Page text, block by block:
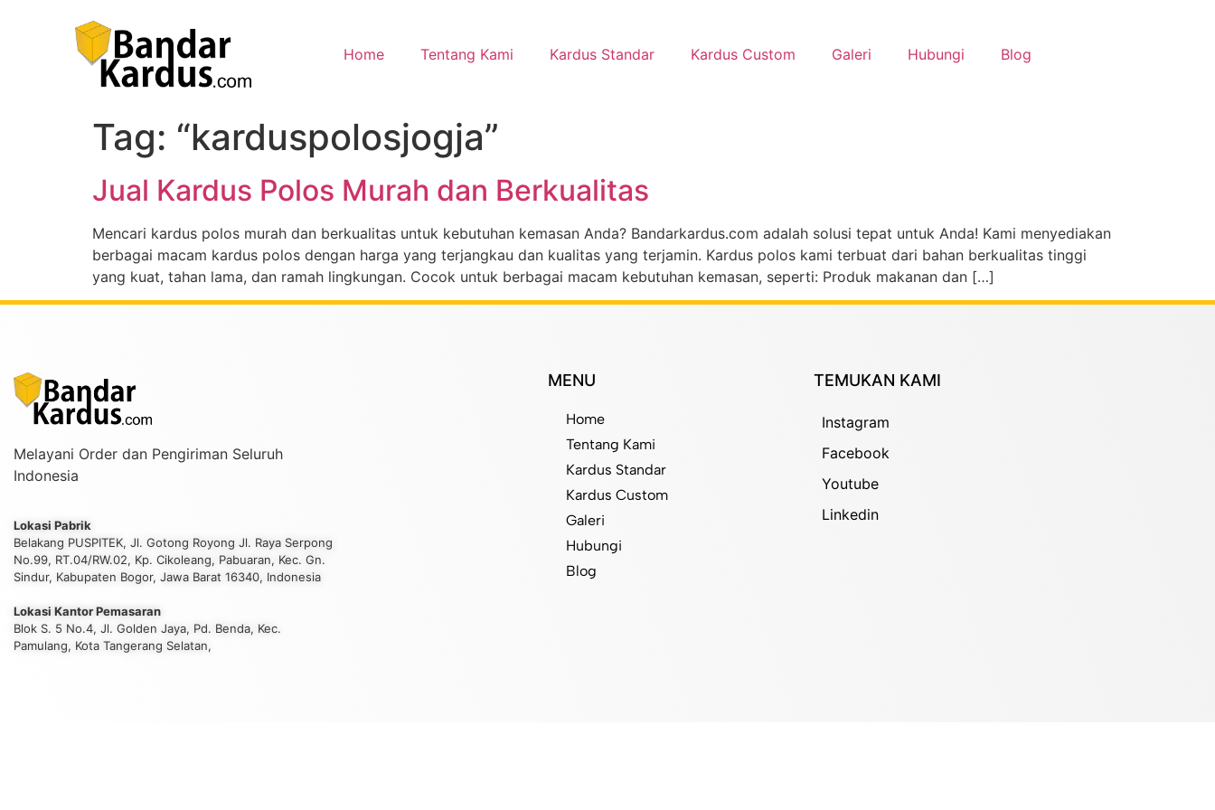
Home Tentang Kami Kardus Standar Kardus Custom Galeri Hubungi Blog
Tag: “karduspolosjogja”
Jual Kardus Polos Murah dan Berkualitas
Mencari kardus polos murah dan berkualitas untuk kebutuhan kemasan Anda? Bandarkardus.com adalah solusi tepat untuk Anda! Kami menyediakan
berbagai macam kardus polos dengan harga yang terjangkau dan kualitas yang terjamin. Kardus polos kami terbuat dari bahan berkualitas tinggi
yang kuat, tahan lama, dan ramah lingkungan. Cocok untuk berbagai macam kebutuhan kemasan, seperti: Produk makanan dan […]
Melayani Order dan Pengiriman Seluruh
Indonesia
Lokasi Pabrik
Belakang PUSPITEK, Jl. Gotong Royong Jl. Raya Serpong
No.99, RT.04/RW.02, Kp. Cikoleang, Pabuaran, Kec. Gn.
Sindur, Kabupaten Bogor, Jawa Barat 16340, Indonesia
Lokasi Kantor Pemasaran
Blok S. 5 No.4, Jl. Golden Jaya, Pd. Benda, Kec.
Pamulang, Kota Tangerang Selatan,
MENU
Home
Tentang Kami
Kardus Standar
Kardus Custom
Galeri
Hubungi
Blog
TEMUKAN KAMI
Instagram
Facebook
Youtube
Linkedin